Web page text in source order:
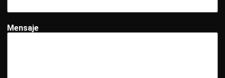
Mensaje